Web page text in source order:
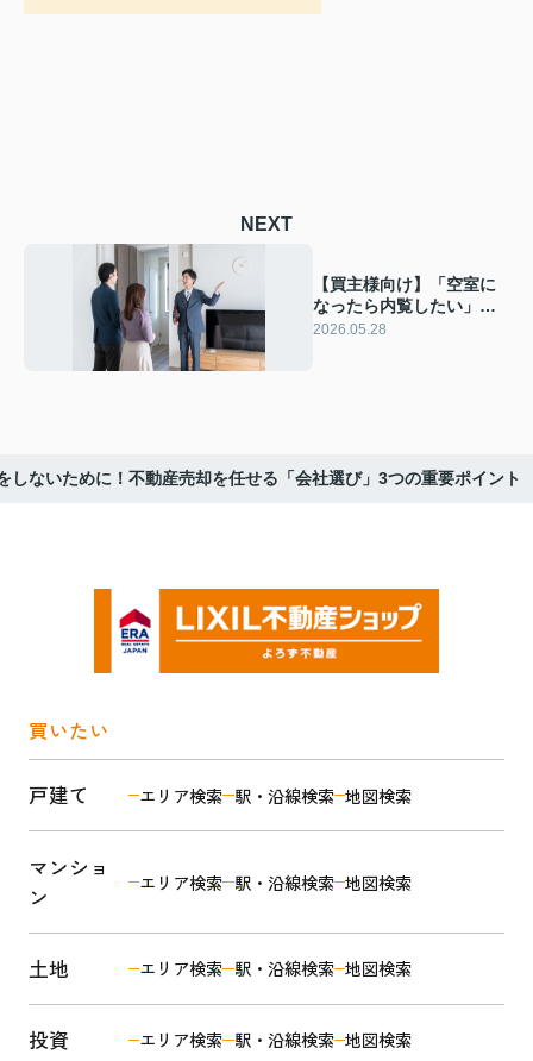
NEXT
【買主様向け】「空室に
なったら内覧したい」は
損をする？居住中物件を
2026.05.28
しないために！不動産売却を任せる「会社選び」3つの重要ポイント
買いたい
戸建て エリア検索 駅・沿線検索 地図検索
マンショ
ン
エリア検索 駅・沿線検索 地図検索
土地 エリア検索 駅・沿線検索 地図検索
投資 エリア検索 駅・沿線検索 地図検索